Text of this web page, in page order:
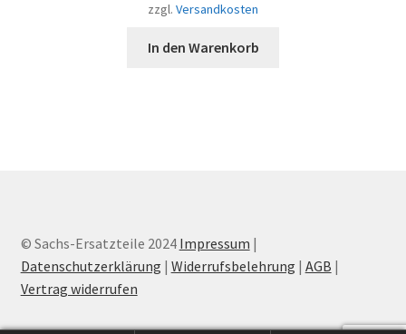
zzgl. Versandkosten
In den Warenkorb
© Sachs-Ersatzteile 2024 Impressum |
Datenschutzerklärung | Widerrufsbelehrung | AGB |
Vertrag widerrufen